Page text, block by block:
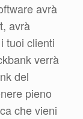
avrà
avrà
tuoi clienti
verrà
del
pieno
che vieni